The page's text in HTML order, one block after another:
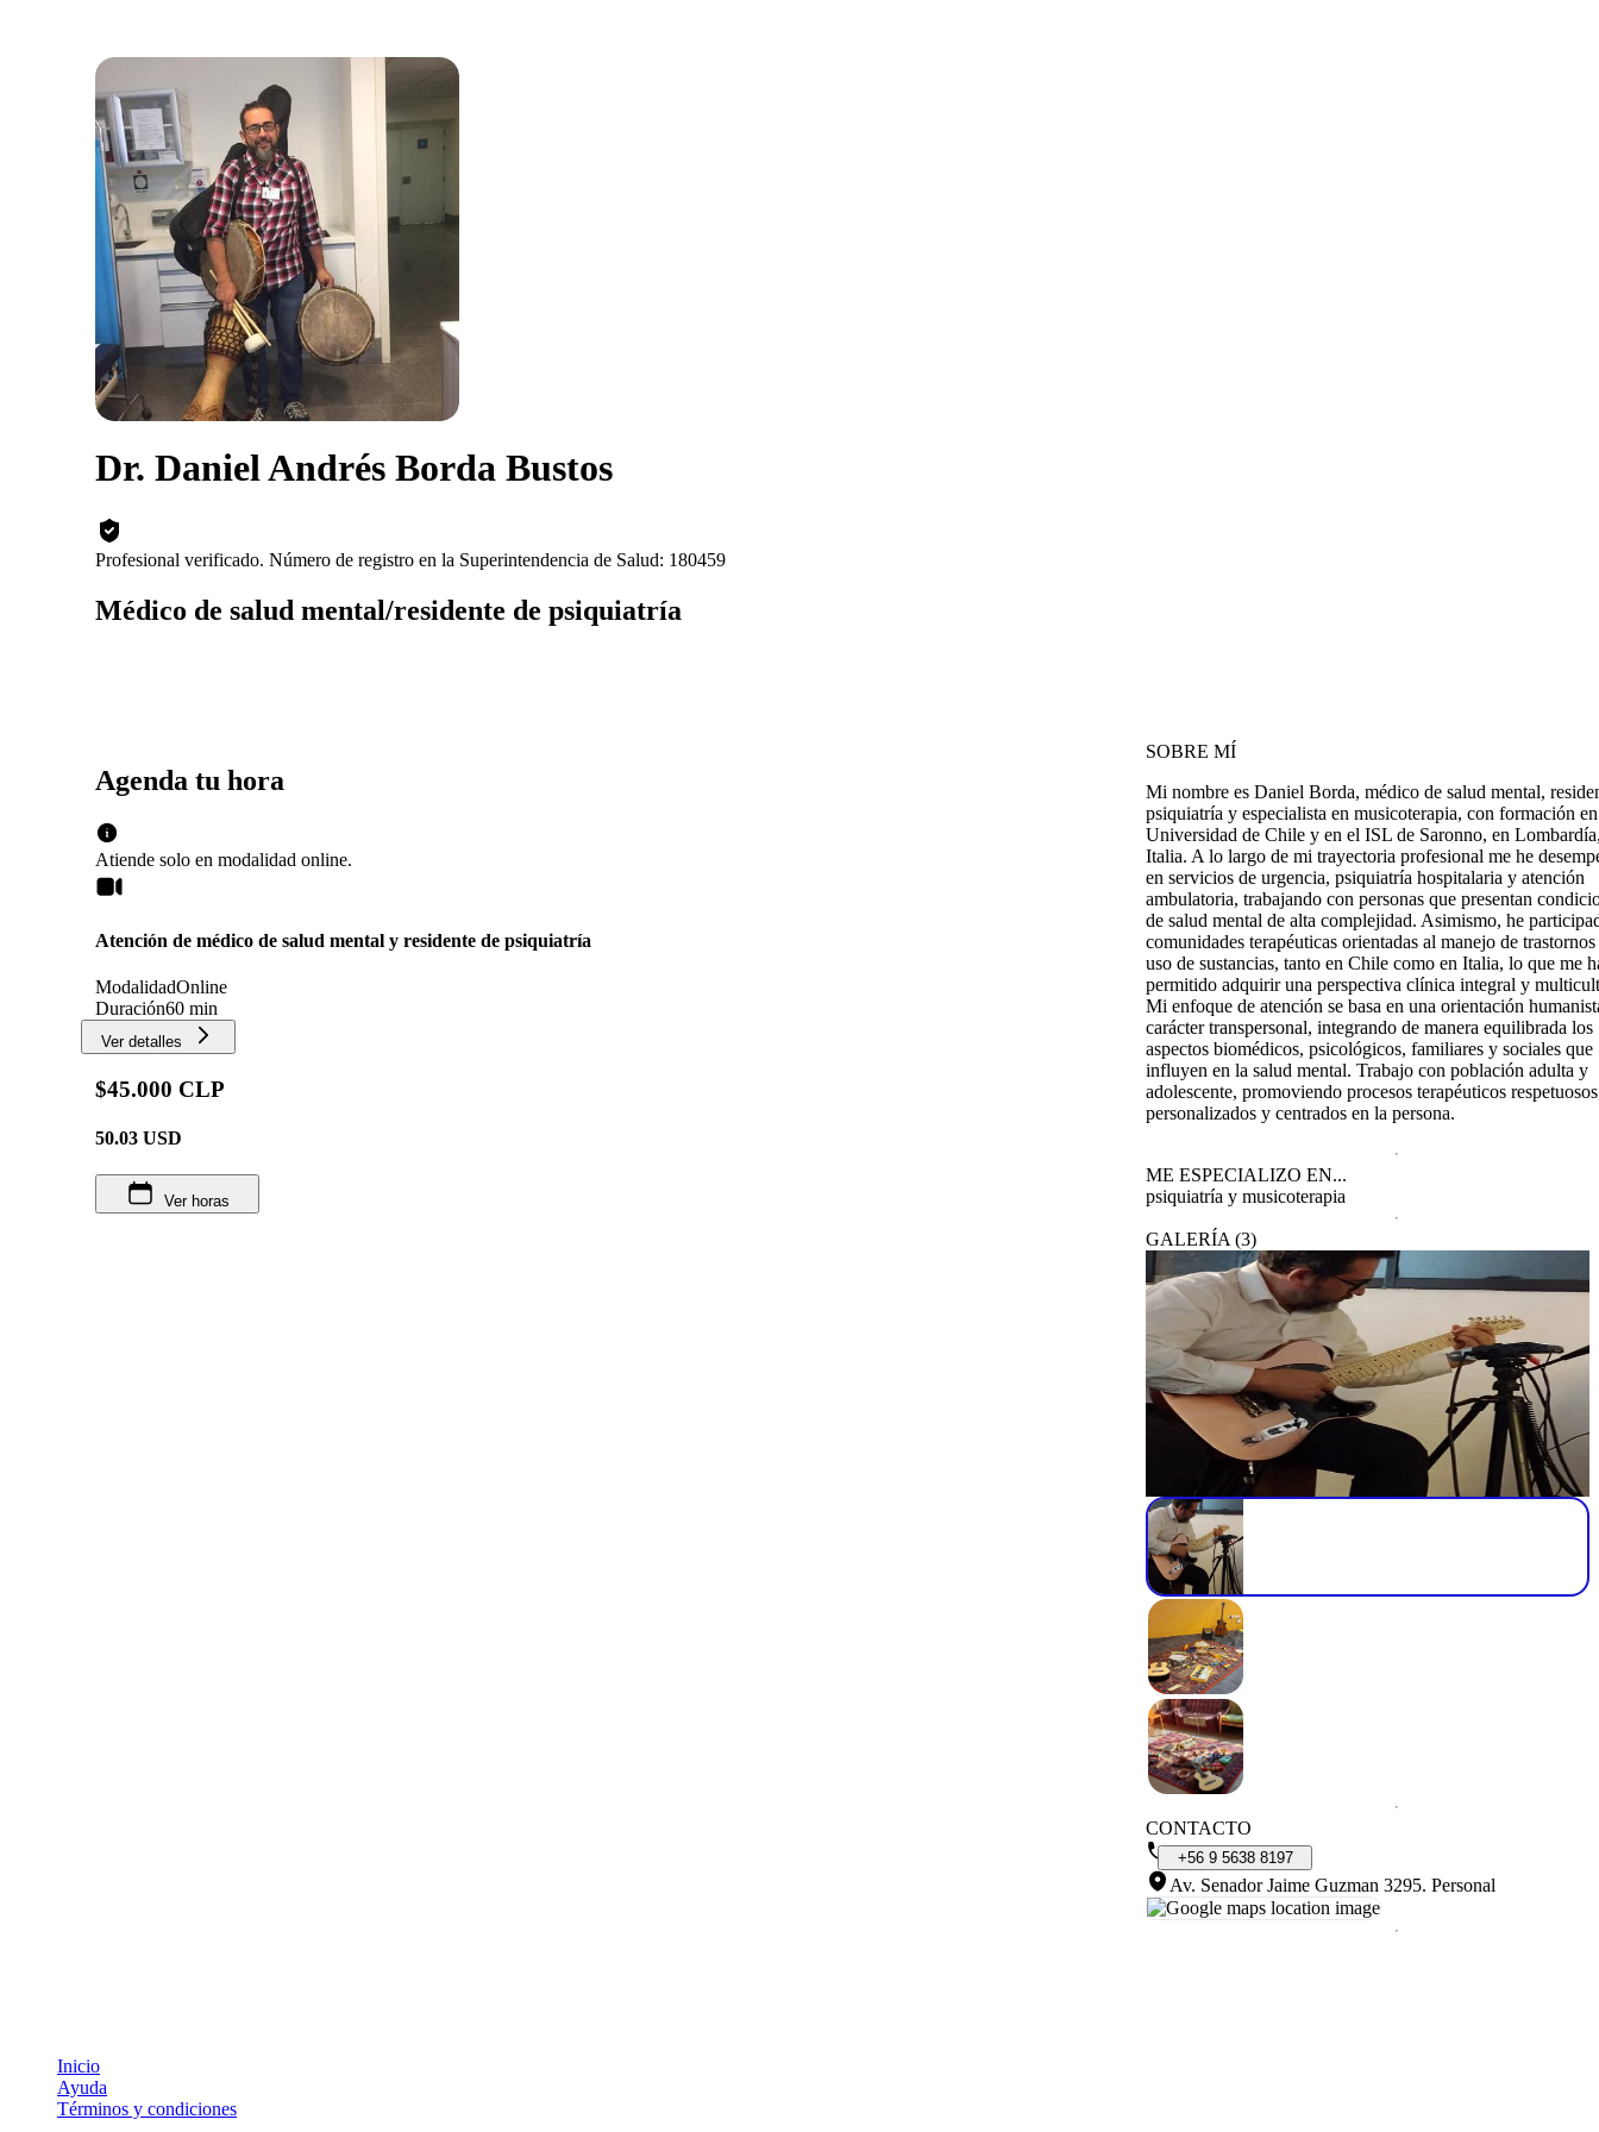
Dr. Daniel Andrés Borda Bustos
Profesional verificado. Número de registro en la Superintendencia de Salud: 180459
Médico de salud mental/residente de psiquiatría
Agenda tu hora
Atiende solo en modalidad online.
Atención de médico de salud mental y residente de psiquiatría
ModalidadOnline
Duración60 min
Ver detalles
$45.000 CLP
50.03 USD
Ver horas
SOBRE MÍ
Mi nombre es Daniel Borda, médico de salud mental,
psiquiatría y especialista en musicoterapia, con formación
Universidad de Chile y en el ISL de Saronno, en
Italia. A lo largo de mi trayectoria profesional me he
en servicios de urgencia, psiquiatría hospitalaria y atención
ambulatoria, trabajando con personas que presentan
de salud mental de alta complejidad. Asimismo, he
comunidades terapéuticas orientadas al manejo de
uso de sustancias, tanto en Chile como en Italia, lo que me
permitido adquirir una perspectiva clínica integral y
Mi enfoque de atención se basa en una orientación
carácter transpersonal, integrando de manera equilibrada los
aspectos biomédicos, psicológicos, familiares y sociales que
influyen en la salud mental. Trabajo con población adulta y
adolescente, promoviendo procesos terapéuticos
personalizados y centrados en la persona.
ME ESPECIALIZO EN...
psiquiatría y musicoterapia
GALERÍA (3)
CONTACTO
+56 9 5638 8197
Av. Senador Jaime Guzman 3295. Personal
Inicio
Ayuda
Términos y condiciones